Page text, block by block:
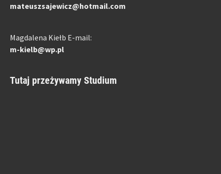
mateuszsajewicz@hotmail.com
Magdalena Kiełb E-mail:
m-kielb@wp.pl
Tutaj przeżywamy Studium